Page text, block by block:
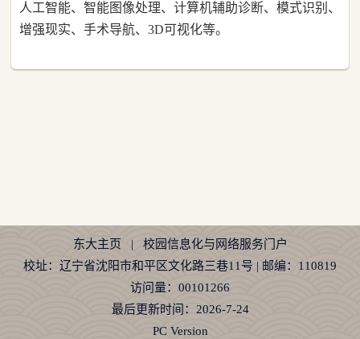
人工智能、智能图像处理、计算机辅助诊断、模式识别、
增强现实、手术导航、 3D可视化等。
东大主页 | 校园信息化与网络服务门户
校址：辽宁省沈阳市和平区文化路三巷11号 | 邮编：110819
访问量： 00101266
最后更新时间： 2026-7-24
PC Version